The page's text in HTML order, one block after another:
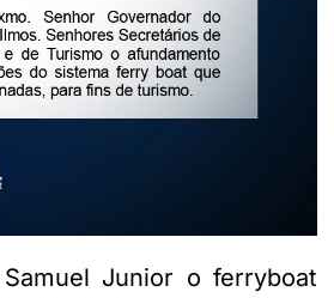
Junior o ferryboat